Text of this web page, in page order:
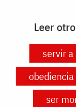
Leer
servir a
obediencia
ser